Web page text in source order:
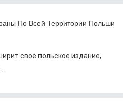
По Всей Территории Польши
свое польское издание,